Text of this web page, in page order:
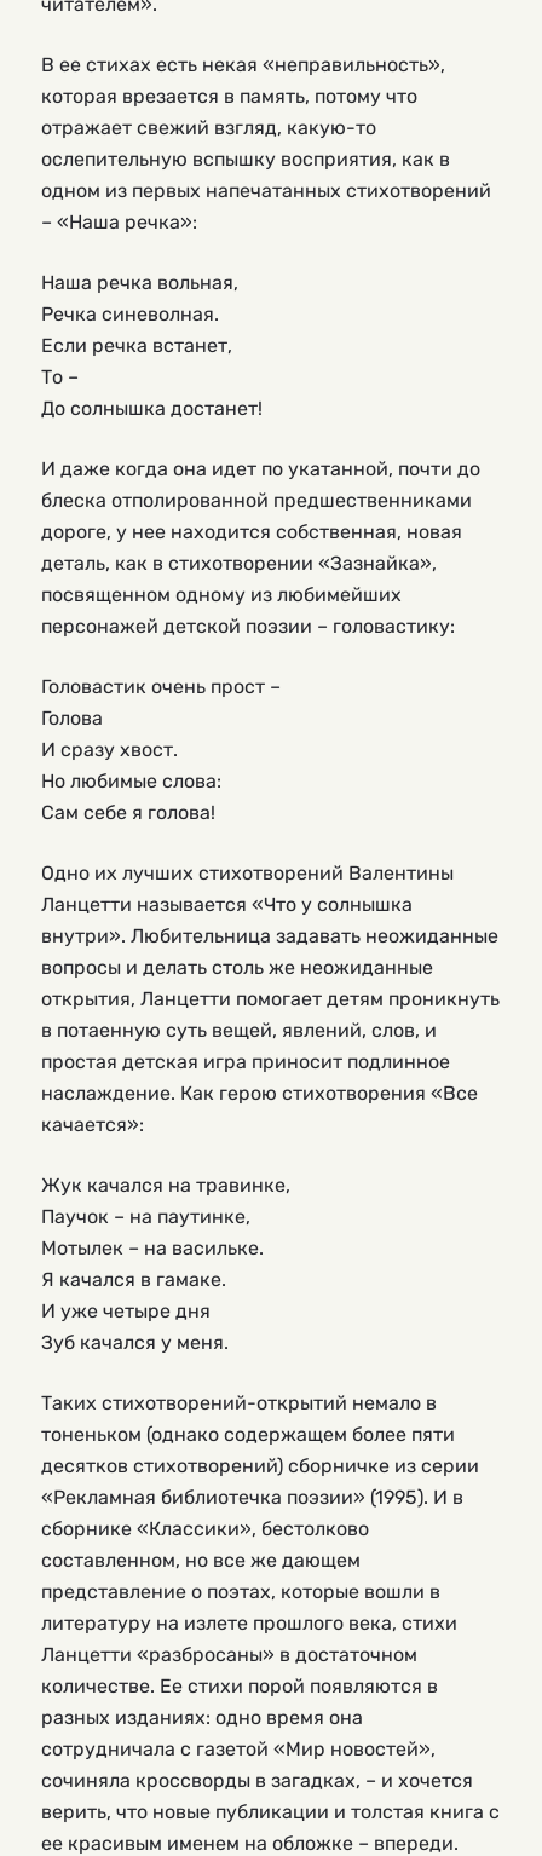
читателем».
В ее стихах есть некая «неправильность»,
которая врезается в память, потому что
отражает свежий взгляд, какую-то
ослепительную вспышку восприятия, как в
одном из первых напечатанных стихотворений
– «Наша речка»:
Наша речка вольная,
Речка синеволная.
Если речка встанет,
То –
До солнышка достанет!
И даже когда она идет по укатанной, почти до
блеска отполированной предшественниками
дороге, у нее находится собственная, новая
деталь, как в стихотворении «Зазнайка»,
посвященном одному из любимейших
персонажей детской поэзии – головастику:
Головастик очень прост –
Голова
И сразу хвост.
Но любимые слова:
Сам себе я голова!
Одно их лучших стихотворений Валентины
Ланцетти называется «Что у солнышка
внутри». Любительница задавать неожиданные
вопросы и делать столь же неожиданные
открытия, Ланцетти помогает детям проникнуть
в потаенную суть вещей, явлений, слов, и
простая детская игра приносит подлинное
наслаждение. Как герою стихотворения «Все
качается»:
Жук качался на травинке,
Паучок – на паутинке,
Мотылек – на васильке.
Я качался в гамаке.
И уже четыре дня
Зуб качался у меня.
Таких стихотворений-открытий немало в
тоненьком (однако содержащем более пяти
десятков стихотворений) сборничке из серии
«Рекламная библиотечка поэзии» (1995). И в
сборнике «Классики», бестолково
составленном, но все же дающем
представление о поэтах, которые вошли в
литературу на излете прошлого века, стихи
Ланцетти «разбросаны» в достаточном
количестве. Ее стихи порой появляются в
разных изданиях: одно время она
сотрудничала с газетой «Мир новостей»,
сочиняла кроссворды в загадках, – и хочется
верить, что новые публикации и толстая книга с
ее красивым именем на обложке – впереди.